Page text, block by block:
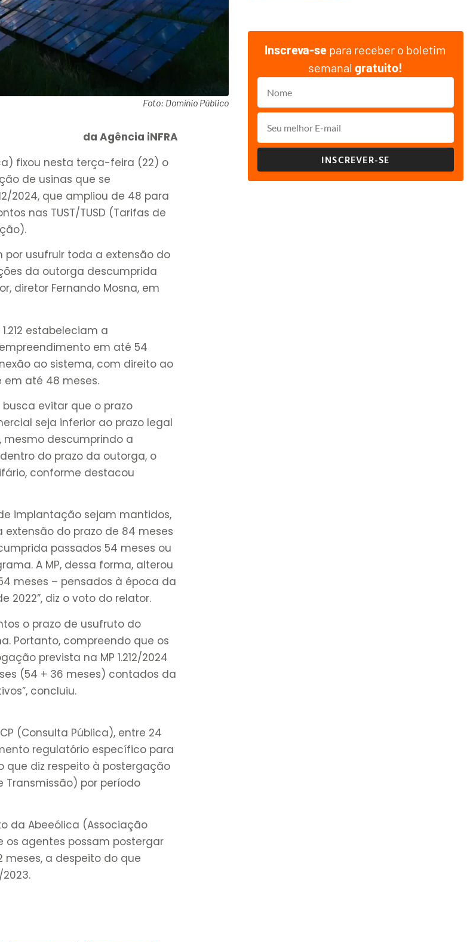
Foto: Domínio Público
da Agência iNFRA
fixou nesta terça-feira (22) o
de usinas que se
2024, que ampliou de 48 para
nas TUST/TUSD (Tarifas de
usufruir toda a extensão do
da outorga descumprida
diretor Fernando Mosna, em
estabeleciam a
em até 54
ao sistema, com direito ao
em até 48 meses.
evitar que o prazo
seja inferior ao prazo legal
mesmo descumprindo a
do prazo da outorga, o
conforme destacou
implantação sejam mantidos,
do prazo de 84 meses
passados 54 meses ou
A MP, dessa forma, alterou
meses – pensados à época da
2022”, diz o voto do relator.
o prazo de usufruto do
Portanto, compreendo que os
prevista na MP 1.212/2024
(54 + 36 meses) contados da
concluiu.
(Consulta Pública), entre 24
regulatório específico para
que diz respeito à postergação
Transmissão) por período
da Abeeólica (Associação
os agentes possam postergar
meses, a despeito do que
Inscreva-se para receber o boletim
semanalgratuito!
INSCREVER-SE